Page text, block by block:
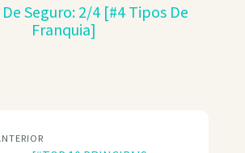
Seguro: 2/4 [#4 Tipos De
Franquia]